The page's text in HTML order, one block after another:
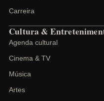
Carreira
Cultura &
Agenda cultural
Cinema & TV
Música
Artes